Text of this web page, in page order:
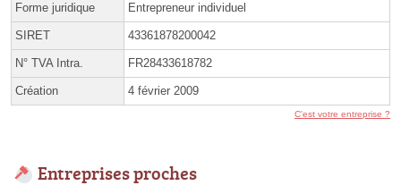
Forme juridique Entrepreneur individuel
SIRET 43361878200042
N° TVA Intra. FR28433618782
Création 4 février 2009
C'est votre entreprise ?
Entreprises proches